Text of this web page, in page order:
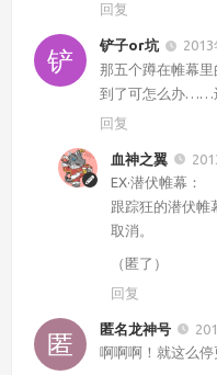
回复
铲子or坑
那五个蹲在帷幕
到了可怎么办……
回复
血神之翼
EX·潜伏帷幕：
跟踪狂的潜伏帷
取消。
（匿了）
回复
匿名龙神号
啊啊啊！就这么停